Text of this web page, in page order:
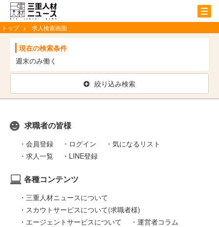
トップ 求人検索画面
現在の検索条件
週末のみ働く
絞り込み検索
求職者の皆様
会員登録 ログイン
気になるリスト
求人一覧
LINE登録
各種コンテンツ
三重人材ニュースについて
スカウトサービスについて(求職者様)
エージェントサービスについて
運営者コラム